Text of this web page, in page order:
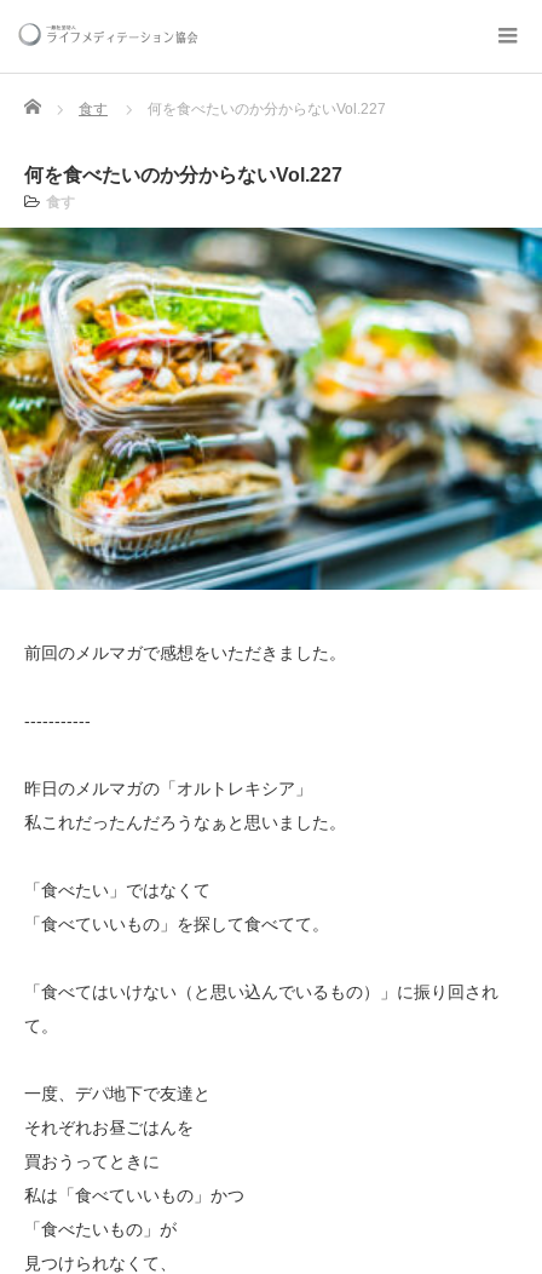
Home 食す 何を食べたいのか分からないVol.227
何を食べたいのか分からないVol.227
食す
前回のメルマガで感想をいただきました。
‐‐‐‐‐‐‐‐‐‐‐
昨日のメルマガの「オルトレキシア」
私これだったんだろうなぁと思いました。
「食べたい」ではなくて
「食べていいもの」を探して食べてて。
「食べてはいけない（と思い込んでいるもの）」に振り回され
て。
一度、デパ地下で友達と
それぞれお昼ごはんを
買おうってときに
私は「食べていいもの」かつ
「食べたいもの」が
見つけられなくて、